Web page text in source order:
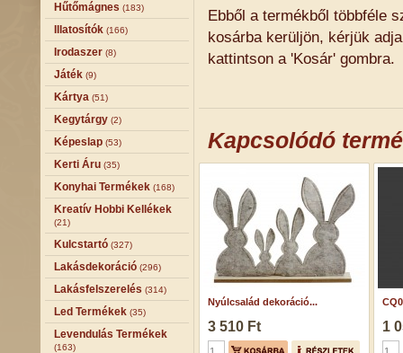
Hűtőmágnes (183)
Illatosítók (166)
Irodaszer (8)
Játék (9)
Kártya (51)
Kegytárgy (2)
Képeslap (53)
Kerti Áru (35)
Konyhai Termékek (168)
Kreatív Hobbi Kellékek
(21)
Kulcstartó (327)
Lakásdekoráció (296)
Lakásfelszerelés (314)
Led Termékek (35)
Levendulás Termékek
(163)
Ebből a termékből többféle
kosárba kerüljön, kérjük
kattintson a 'Kosár' gombra.
Kapcsolódó
Nyúlcsalád dekoráció...
3 510 Ft 1